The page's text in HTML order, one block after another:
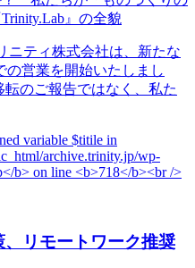
ニティ株式会社は、新たな
の営業を開始いたしまし
のご報告ではなく、私た
リモートワーク推奨